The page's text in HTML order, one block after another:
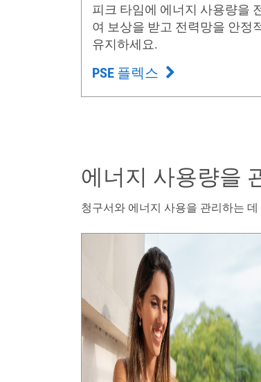
피크 타임에 에너지 사용량을
여 보상을 받고 전력망을 안정
유지하세요.
PSE 플렉스
에너지 사용량을
청구서와 에너지 사용을 관리하는